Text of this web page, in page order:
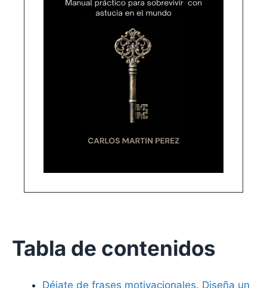
Tabla de contenidos
Déjate de frases motivacionales. Diseña un